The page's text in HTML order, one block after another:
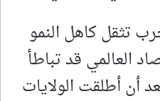
تثقل كاهل النمو
العالمي قد تباطأ
أن أطلقت الولايات